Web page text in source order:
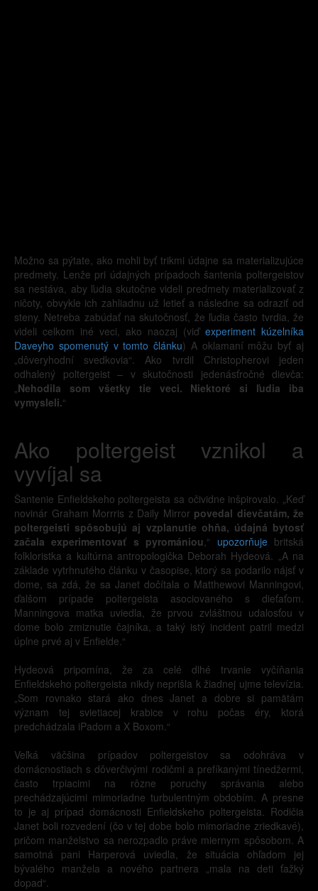
Možno sa pýtate, ako mohli byť trikmi údajne sa materializujúce
predmety. Lenže pri údajných prípadoch šantenia poltergeistov
sa nestáva, aby ľudia skutočne videli predmety materializovať z
ničoty, obvykle ich zahliadnu už letieť a následne sa odraziť od
steny. Netreba zabúdať na skutočnosť, že ľudia často tvrdia, že
videli celkom iné veci, ako naozaj (viď experiment kúzelníka
Daveyho spomenutý v tomto článku) A oklamaní môžu byť aj
„dôveryhodní svedkovia“. Ako tvrdil Christopherovi jeden
odhalený poltergeist – v skutočnosti jedenásťročné dievča:
„Nehodila som všetky tie veci. Niektoré si ľudia iba
vymysleli.“
Ako poltergeist vznikol a
vyvíjal sa
Šantenie Enfieldskeho poltergeista sa očividne inšpirovalo. „Keď
novinár Graham Morrris z Daily Mirror povedal dievčatám, že
poltergeisti spôsobujú aj vzplanutie ohňa, údajná bytosť
začala experimentovať s pyromániou,“ upozorňujebritská
folkloristka a kultúrna antropologička Deborah Hydeová. „A na
základe vytrhnutého článku v časopise, ktorý sa podarilo nájsť v
dome, sa zdá, že sa Janet dočítala o Matthewovi Manningovi,
ďalšom prípade poltergeista asociovaného s dieťaťom.
Manningova matka uviedla, že prvou zvláštnou udalosťou v
dome bolo zmiznutie čajníka, a taký istý incident patril medzi
úplne prvé aj v Enfielde.“
Hydeová pripomína, že za celé dlhé trvanie vyčíňania
Enfieldskeho poltergeista nikdy neprišla k žiadnej ujme televízia.
„Som rovnako stará ako dnes Janet a dobre si pamätám
význam tej svietiacej krabice v rohu počas éry, ktorá
predchádzala iPadom a X Boxom.“
Veľká väčšina prípadov poltergeistov sa odohráva v
domácnostiach s dôverčivými rodičmi a prefíkanými tínedžermi,
často trpiacimi na rôzne poruchy správania alebo
prechádzajúcimi mimoriadne turbulentným obdobím. A presne
to je aj prípad domácnosti Enfieldskeho poltergeista. Rodičia
Janet boli rozvedení (čo v tej dobe bolo mimoriadne zriedkavé),
pričom manželstvo sa nerozpadlo práve miernym spôsobom. A
samotná pani Harperová uviedla, že situácia ohľadom jej
bývalého manžela a nového partnera „mala na deti ťažký
dopad“.